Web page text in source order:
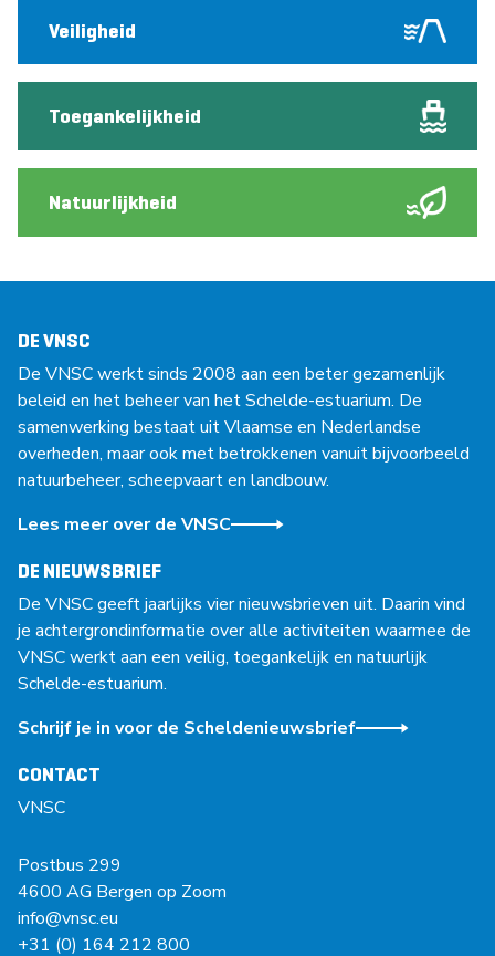
Veiligheid
Toegankelijkheid
Natuurlijkheid
DE VNSC
De VNSC werkt sinds 2008 aan een beter gezamenlijk
beleid en het beheer van het Schelde-estuarium. De
samenwerking bestaat uit Vlaamse en Nederlandse
overheden, maar ook met betrokkenen vanuit bijvoorbeeld
natuurbeheer, scheepvaart en landbouw.
Lees meer over de VNSC
DE NIEUWSBRIEF
De VNSC geeft jaarlijks vier nieuwsbrieven uit. Daarin vind
je achtergrondinformatie over alle activiteiten waarmee de
VNSC werkt aan een veilig, toegankelijk en natuurlijk
Schelde-estuarium.
Schrijf je in voor de Scheldenieuwsbrief
CONTACT
VNSC
Postbus 299
4600 AG Bergen op Zoom
info@vnsc.eu
+31 (0) 164 212 800